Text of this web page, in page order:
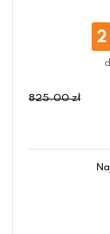
2
825.00 zł